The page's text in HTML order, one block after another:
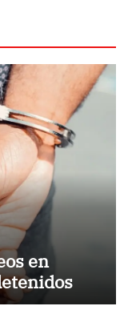
en